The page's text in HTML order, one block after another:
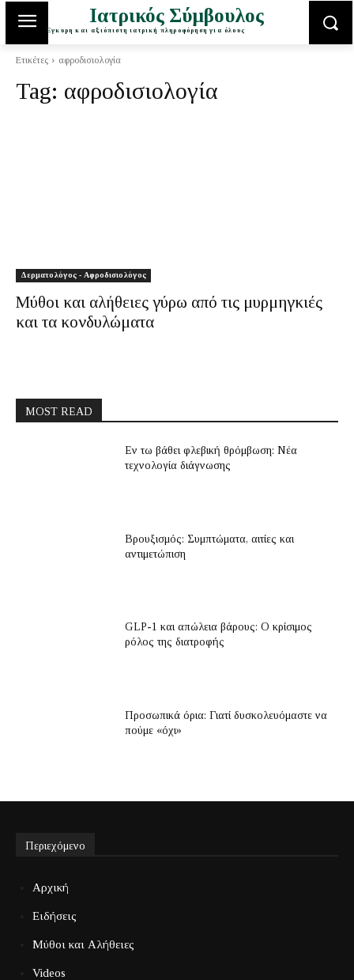
Ιατρικός Σύμβουλος
Έγκυρη και αξιόπιστη ιατρική πληροφόρηση για όλους
Ετικέτες αφροδισιολογία
Tag: αφροδισιολογία
Δερματολόγος - Αφροδισιολόγος
Μύθοι και αλήθειες γύρω από τις μυρμηγκιές
και τα κονδυλώματα
MOST READ
Εν τω βάθει φλεβική θρόμβωση: Νέα
τεχνολογία διάγνωσης
Βρουξισμός: Συμπτώματα, αιτίες και
αντιμετώπιση
GLP-1 και απώλεια βάρους: Ο κρίσιμος
ρόλος της διατροφής
Προσωπικά όρια: Γιατί δυσκολευόμαστε να
πούμε «όχι»
Περιεχόμενο
Αρχική
Ειδήσεις
Μύθοι και Αλήθειες
Videos